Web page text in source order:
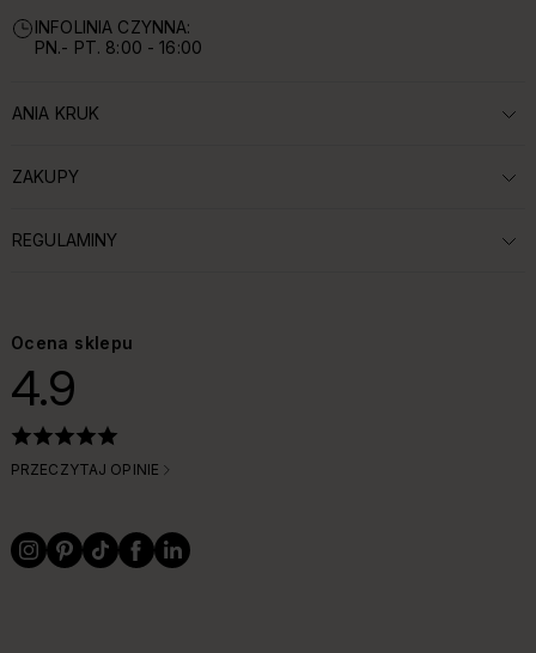
INFOLINIA CZYNNA:
PN.- PT. 8:00 - 16:00
ROZWIŃ SEKCJĘ:
ANIA KRUK
ROZWIŃ SEKCJĘ:
ZAKUPY
ROZWIŃ SEKCJĘ:
REGULAMINY
Ocena sklepu
4.9
PRZECZYTAJ OPINIE